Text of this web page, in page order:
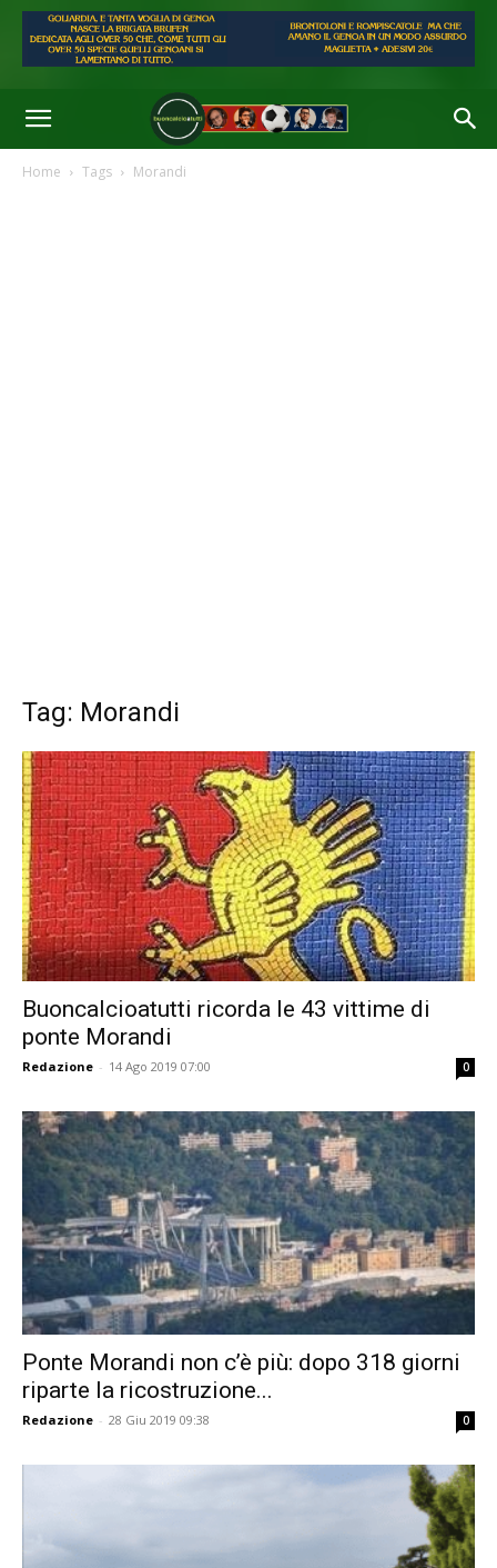
Home Tags Morandi
Tag: Morandi
Buoncalcioatutti ricorda le 43 vittime di
ponte Morandi
Redazione - 14 Ago 2019 07:00 0
Ponte Morandi non c’è più: dopo 318 giorni
riparte la ricostruzione...
Redazione - 28 Giu 2019 09:38 0